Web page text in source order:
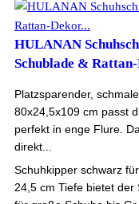
HULANAN
Schublade &
Platzsparender,
80x24,5x109 cm passt
perfekt in enge Flure.
direkt...
Schuhkipper schwarz
24,5 cm Tiefe bietet